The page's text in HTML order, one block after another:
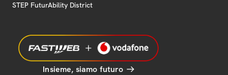
STEP FuturAbility District
Insieme, siamo futuro